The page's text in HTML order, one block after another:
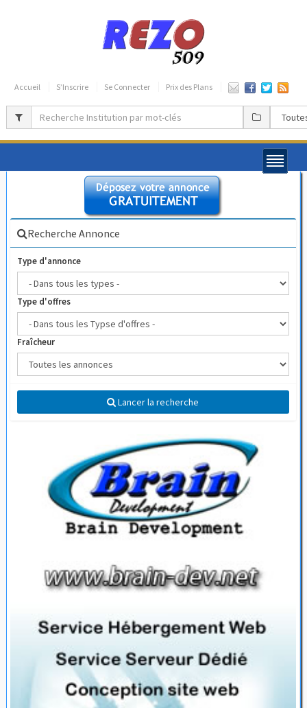
Accueil S’Inscrire Se Connecter Prix des Plans
Recherche Annonce
Type d'annonce
Type d'offres
Fraîcheur
Lancer la recherche